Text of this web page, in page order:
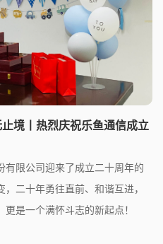
境丨热烈庆祝乐鱼通信成立
有限公司迎来了成立二十周年的
二十年勇往直前、和谐互进，
是一个满怀斗志的新起点！